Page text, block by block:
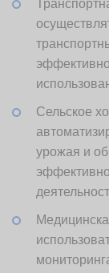
Сельское
урожая и